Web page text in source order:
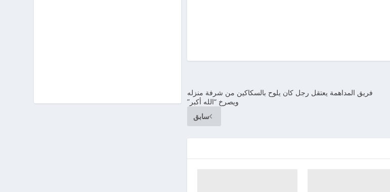
فريق المداهمة يعتقل رجل كان يلوح بالسكاكين من شرفة منزله
ويصرخ “الله أكبر”
سابق